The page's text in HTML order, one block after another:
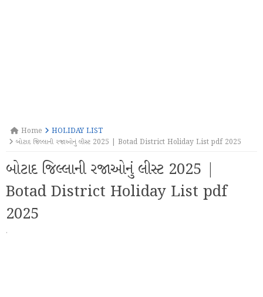
Home
HOLIDAY LIST
બોટાદ જિલ્લાની રજાઓનું લીસ્ટ 2025 | Botad District Holiday List pdf 2025
બોટાદ જિલ્લાની રજાઓનું લીસ્ટ 2025 |
Botad District Holiday List pdf
2025
·